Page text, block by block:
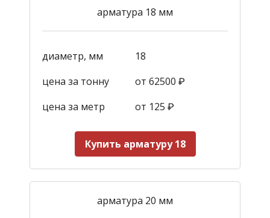
арматура 18 мм
диаметр, мм
18
цена за тонну
от 62500 ₽
цена за метр
от 125 ₽
Купить арматуру 18
арматура 20 мм